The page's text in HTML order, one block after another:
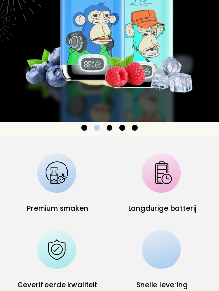
Premium smaken Langdurige batterij
Geverifieerde kwaliteit Snelle levering